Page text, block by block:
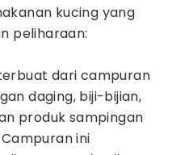
kucing yang
peliharaan:
dari campuran
daging, biji-bijian,
produk sampingan
ini